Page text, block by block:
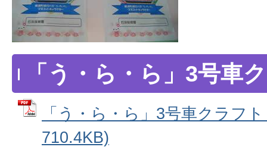
「う・ら・ら」3号車
「う・ら・ら」3号車クラフ
710.4KB)